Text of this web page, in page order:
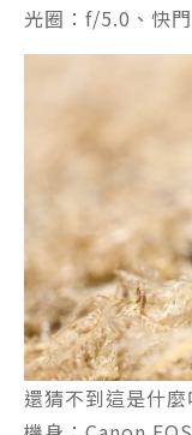
光圈：f/5.0、快
還猜不到這是什